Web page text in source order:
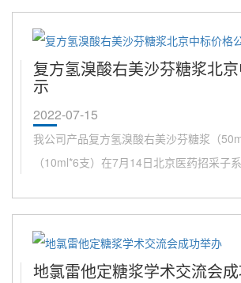
复方氢溴酸右美沙芬糖浆北
示
2022-07-15
我公司产品复方氢溴酸右美沙芬糖浆（
（10ml*6支）在7月14日北京医药招采子
地氯雷他定糖浆学术交流会